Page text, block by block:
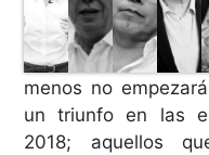
menos no
un triunfo en las
2018; aquellos